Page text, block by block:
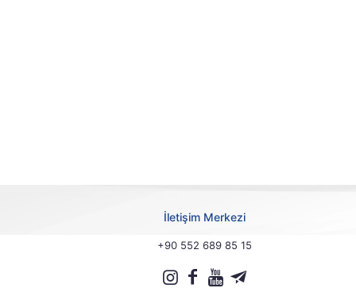
İletişim Merkezi
+90 552 689 85 15